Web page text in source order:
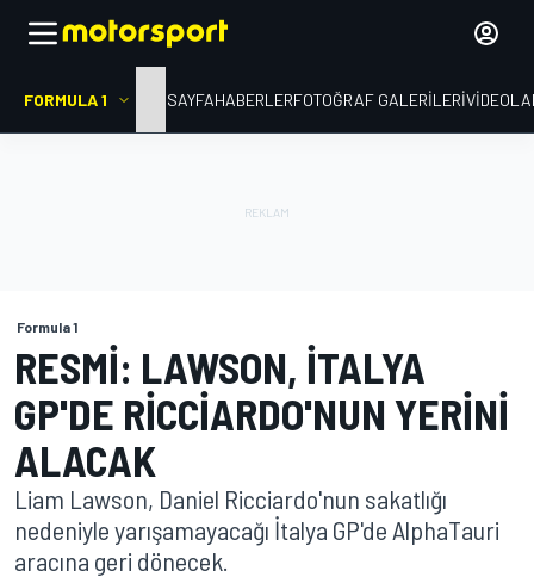
FORMULA 1 ANA SAYFAHABERLERFOTOĞRAF GALERILERI
Formula 1
RESMI: LAWSON, İTALYA
GP'DE RICCIARDO'NUN YERINI
ALACAK
Liam Lawson, Daniel Ricciardo'nun sakatlığı
nedeniyle yarışamayacağı İtalya GP'de AlphaTauri
aracına geri dönecek.